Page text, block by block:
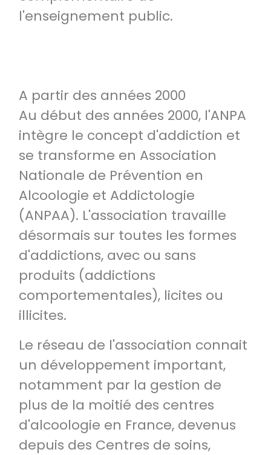
l'enseignement public.
A partir des années 2000
Au début des années 2000, l'ANPA
intègre le concept d'addiction et
se transforme en Association
Nationale de Prévention en
Alcoologie et Addictologie
(ANPAA). L'association travaille
désormais sur toutes les formes
d'addictions, avec ou sans
produits (addictions
comportementales), licites ou
illicites.
Le réseau de l'association connait
un développement important,
notamment par la gestion de
plus de la moitié des centres
d'alcoologie en France, devenus
depuis des Centres de soins,